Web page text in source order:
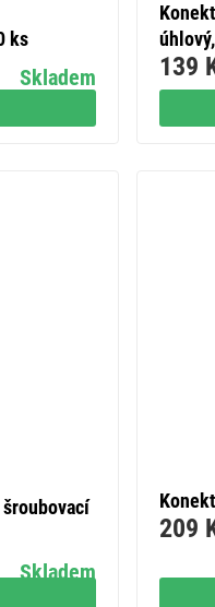
ks
Skladem 139
Skladem
209